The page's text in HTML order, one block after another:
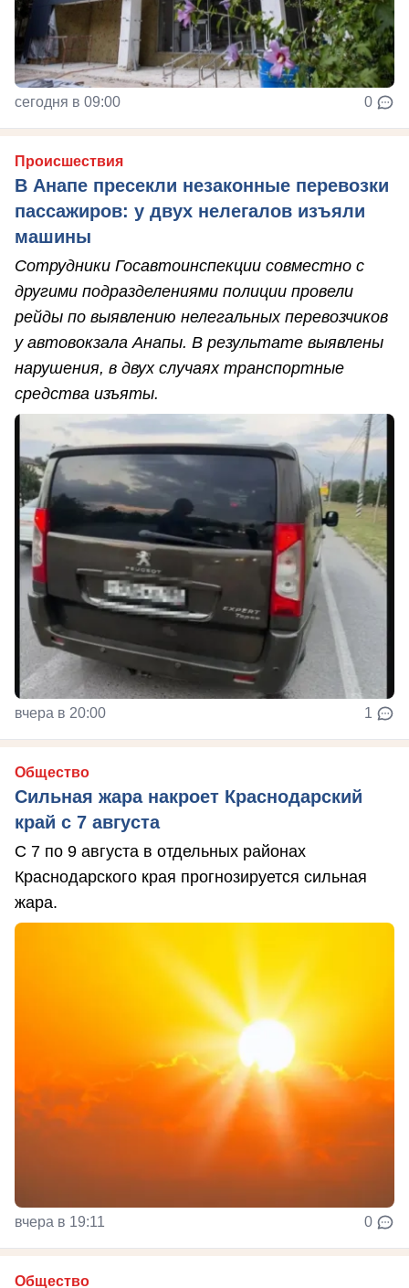
сегодня в 09:00 0
Происшествия
В Анапе пресекли незаконные перевозки
пассажиров: у двух нелегалов изъяли
машины
Сотрудники Госавтоинспекции совместно с
другими подразделениями полиции провели
рейды по выявлению нелегальных перевозчиков
у автовокзала Анапы. В результате выявлены
нарушения, в двух случаях транспортные
средства изъяты.
вчера в 20:00 1
Общество
Сильная жара накроет Краснодарский
край с 7 августа
С 7 по 9 августа в отдельных районах
Краснодарского края прогнозируется сильная
жара.
вчера в 19:11 0
Общество